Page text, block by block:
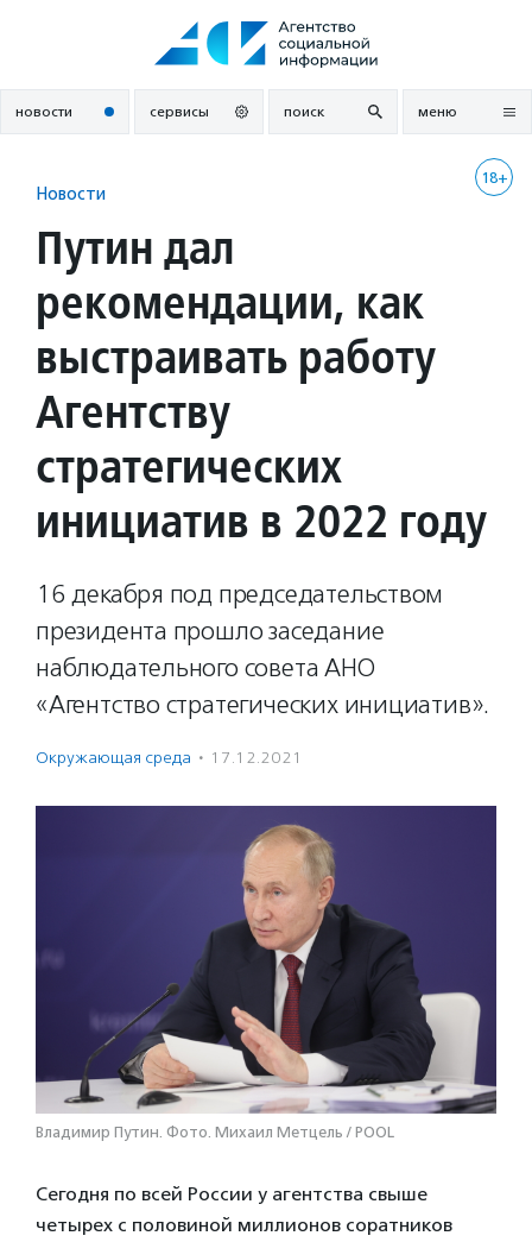
новости сервисы поиск меню
18+
Новости
Путин дал
рекомендации, как
выстраивать работу
Агентству
стратегических
инициатив в 2022 году
16 декабря под председательством
президента прошло заседание
наблюдательного совета АНО
«Агентство стратегических инициатив».
Окружающая среда · 17.12.2021
Владимир Путин. Фото. Михаил Метцель / POOL
Сегодня по всей России у агентства свыше
четырех с половиной миллионов соратников